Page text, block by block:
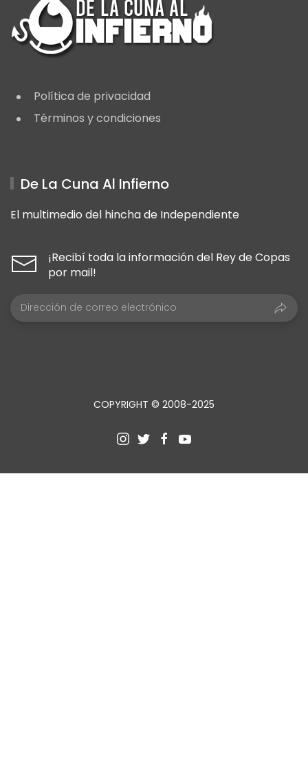
Política de privacidad
Términos y condiciones
De La Cuna Al Infierno
El multimedio del hincha de Independiente
¡Recibí toda la información del Rey de Copas
por mail!
COPYRIGHT © 2008-2025